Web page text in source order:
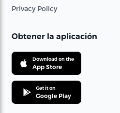
Privacy Policy
Obtener la aplicación
Download on the
App Store
Get it on
Google Play